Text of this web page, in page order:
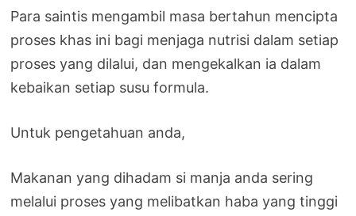
Para saintis mengambil masa bertahun mencipta
proses khas ini bagi menjaga nutrisi dalam setiap
proses yang dilalui, dan mengekalkan ia dalam
kebaikan setiap susu formula.
Untuk pengetahuan anda,
Makanan yang dihadam si manja anda sering
melalui proses yang melibatkan haba yang tinggi